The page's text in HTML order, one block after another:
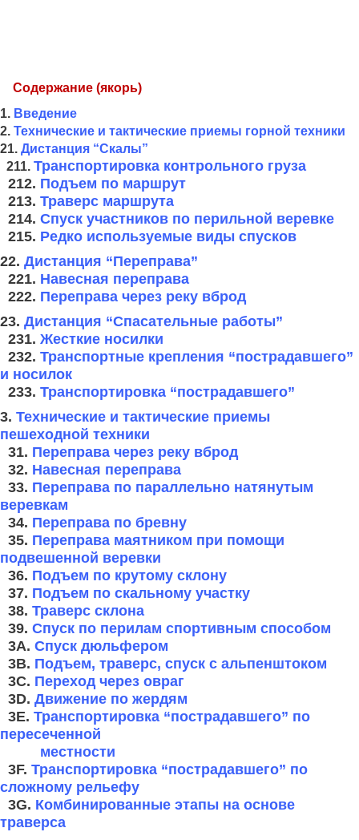
Содержание (якорь)
1. Введение
2. Технические и тактические приемы горной техники
21. Дистанция “Скалы”
211. Транспортировка контрольного груза
212. Подъем по маршрут
213. Траверс маршрута
214. Спуск участников по перильной веревке
215. Редко используемые виды спусков
22. Дистанция “Переправа”
221. Навесная переправа
222. Переправа через реку вброд
23. Дистанция “Спасательные работы”
231. Жесткие носилки
232. Транспортные крепления “пострадавшего”
и носилок
233. Транспортировка “пострадавшего”
3. Технические и тактические приемы
пешеходной техники
31. Переправа через реку вброд
32. Навесная переправа
33. Переправа по параллельно натянутым
веревкам
34. Переправа по бревну
35. Переправа маятником при помощи
подвешенной веревки
36. Подъем по крутому склону
37. Подъем по скальному участку
38. Траверс склона
39. Спуск по перилам спортивным способом
3A. Спуск дюльфером
3B. Подъем, траверс, спуск с альпенштоком
3C. Переход через овраг
3D. Движение по жердям
3E. Транспортировка “пострадавшего” по
пересеченной
местности
3F. Транспортировка “пострадавшего” по
сложному рельефу
3G. Комбинированные этапы на основе
траверса